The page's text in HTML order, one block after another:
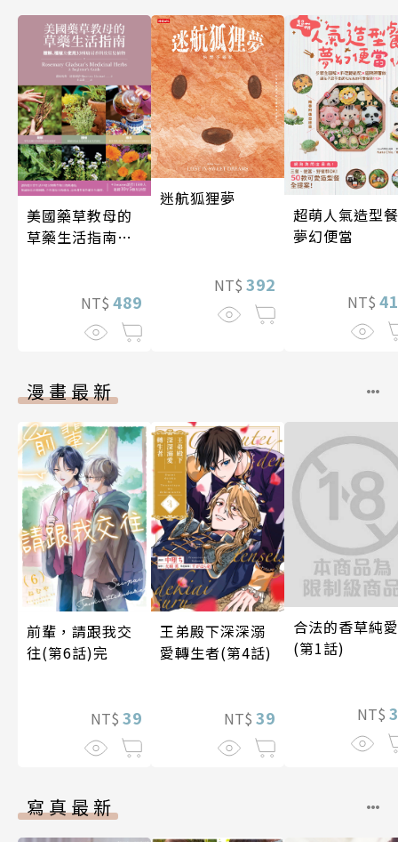
美國藥草教母的
草藥生活指南
NT$ 489
迷航狐狸夢
NT$ 392
超萌人氣造型
夢幻便當
NT$
漫畫最新
前輩，請跟我交
往(第6話)完
NT$ 39
王弟殿下深深溺
愛轉生者(第4話)
NT$ 39
合法的香草純愛
(第1話)
NT$
寫真最新